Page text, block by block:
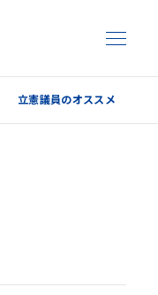
立憲議員のオススメ